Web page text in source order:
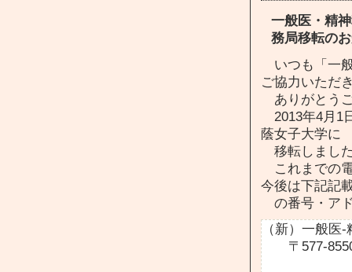
一般医・精
務局移転の
いつも「一
ご協力いただ
ありがとう
2013年4月1
蔭女子大学に
移転しまし
これまでの
今後は下記記
の番号・ア
（新）一般
〒577-8550